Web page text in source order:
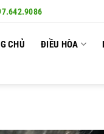
CHỦ ĐIỀU HÒA